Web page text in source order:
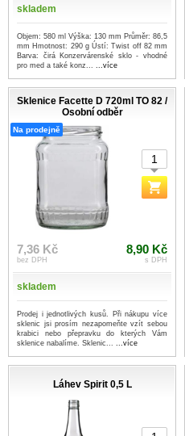
skladem
Objem: 580 ml Výška: 130 mm Průměr: 86,5
mm Hmotnost: 290 g Ústí: Twist off 82 mm
Barva: čirá Konzervárenské sklo - vhodné
pro med a také konz... ...více
Sklenice Facette D 720ml TO 82 /
Osobní odběr
Na prodejně
7,36 Kč
bez DPH
8,90 Kč
s DPH
skladem
Prodej i jednotlivých kusů. Při nákupu více
sklenic jsi prosím nezapomeňte vzít sebou
krabici nebo přepravku do kterých Vám
sklenice nabalíme. Sklenic... ...více
Láhev Spirit 0,5 L